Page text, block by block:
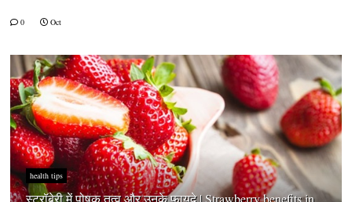
0 Oct
health tips
स्ट्रॉबेरी में पोषक तत्व और उनके फायदे | Strawberry benefits in